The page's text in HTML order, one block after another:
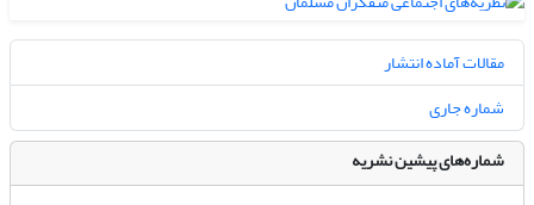
مقالات آماده انتشار
شماره جاری
شماره‌های پیشین نشریه